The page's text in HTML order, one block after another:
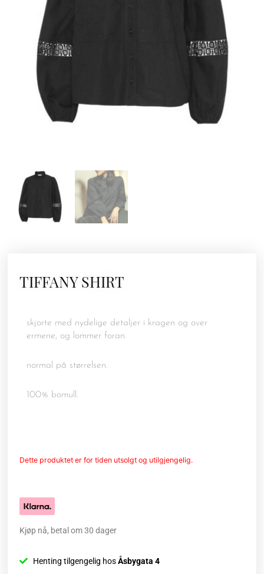
TIFFANY SHIRT
skjorte med nydelige detaljer i kragen og over
ermene, og lommer foran.
normal på størrelsen.
100% bomull.
Dette produktet er for tiden utsolgt og utilgjengelig.
Kjøp nå, betal om 30 dager
Henting tilgengelig hosÅsbygata 4